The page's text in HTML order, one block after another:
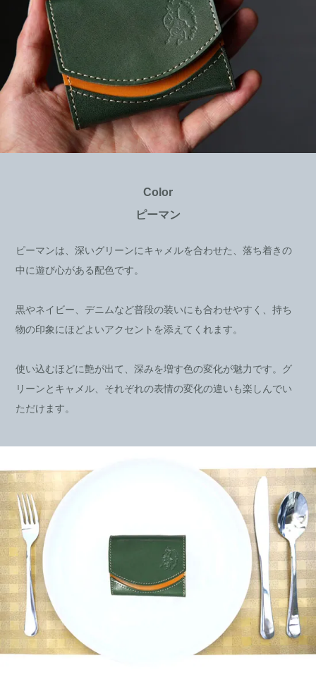
Color
ピーマン
ピーマンは、深いグリーンにキャメルを合わせた、落ち着きの
中に遊び心がある配色です。
黒やネイビー、デニムなど普段の装いにも合わせやすく、持ち
物の印象にほどよいアクセントを添えてくれます。
使い込むほどに艶が出て、深みを増す色の変化が魅力です。グ
リーンとキャメル、それぞれの表情の変化の違いも楽しんでい
ただけます。